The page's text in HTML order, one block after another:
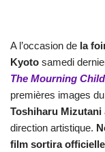
A l’occasion de la
Kyoto samedi
The Mourning
premières images
Toshiharu Mizutani
direction artistique.
film sortira